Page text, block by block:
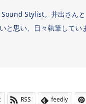
Stylist。井出さん
と思い、日々執筆してい
RSS feedly